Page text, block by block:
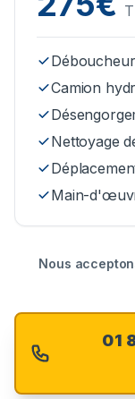
Camion
Nettoyage
Main-
Nous
01